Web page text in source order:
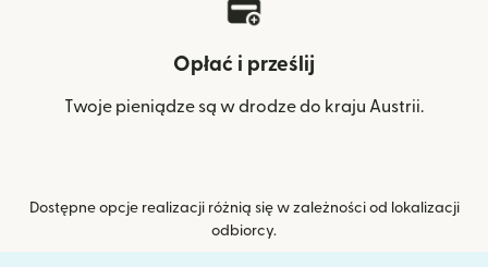
Opłać i prześlij
Twoje pieniądze są w drodze do kraju Austrii.
Dostępne opcje realizacji różnią się w zależności od lokalizacji
odbiorcy.